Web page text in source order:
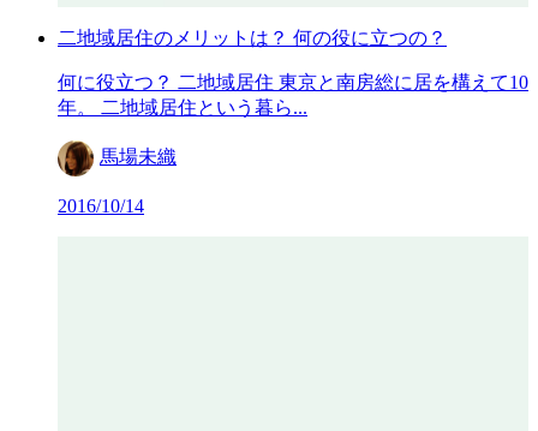
二地域居住のメリットは？ 何の役に立つの？
何に役立つ？ 二地域居住 東京と南房総に居を構えて10
年。 二地域居住という暮ら...
馬場未織
2016/10/14